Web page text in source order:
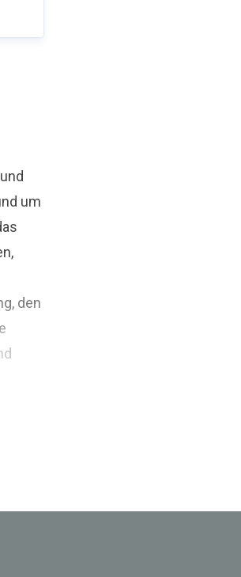
um
den